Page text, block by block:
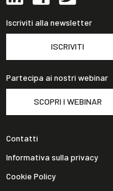
Iscriviti alla newsletter
ISCRIVITI
Partecipa ai nostri webinar
SCOPRI I WEBINAR
Contatti
Informativa sulla privacy
Cookie Policy